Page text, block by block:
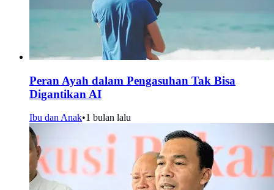
Peran Ayah dalam Pengasuhan Tak Bisa
Digantikan AI
Ibu dan Anak•1 bulan lalu